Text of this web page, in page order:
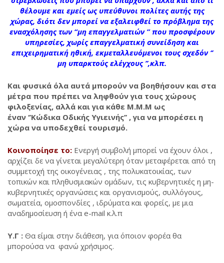
θέλουμε και εμείς ως υπεύθυνοι πολίτες αυτής της
χώρας, διότι δεν μπορεί να εξαλειφθεί το πρόβλημα της
ενασχόλησης των “μη επαγγελματιών ” που προσφέρουν
υπηρεσίες, χωρίς επαγγελματική συνείδηση και
επιχειρηματική ηθική, εκμεταλλευόμενοι τους σχεδόν ‘’
μη υπαρκτούς ελέγχους ’’,κλπ.
Και φυσικά όλα αυτά μπορούν να βοηθήσουν και στα
μέτρα που πρέπει να ληφθούν για τους χώρους
φιλοξενίας, αλλά και για κάθε Μ.Μ.Μ ως
έναν ‘’Κώδικα Οδικής Υγιεινής’’ , για να μπορέσει η
χώρα να υποδεχθεί τουρισμό.
Κοινοποίησε το: Ενεργή συμβολή μπορεί να έχουν όλοι ,
αρχίζει δε να γίνεται μεγαλύτερη όταν μεταφέρεται από τη
συμμετοχή της οικογένειας , της πολυκατοικίας, των
τοπικών και πληθυσμιακών ομάδων, τις κυβερνητικές η μη-
κυβερνητικές οργανώσεις και οργανισμούς, συλλόγους,
σωματεία, ομοσπονδίες , ιδρύματα και φορείς, με μια
αναδημοσίευση ή ένα e-mail κ.λ.π
Υ.Γ : Θα είμαι στην διάθεση, για όποιον φορέα θα
μπορούσα να φανώ χρήσιμος.